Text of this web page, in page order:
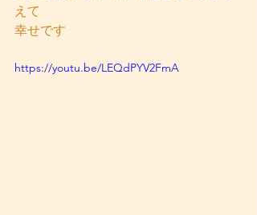
えて
幸せです
https://youtu.be/LEQdPYV2FmA